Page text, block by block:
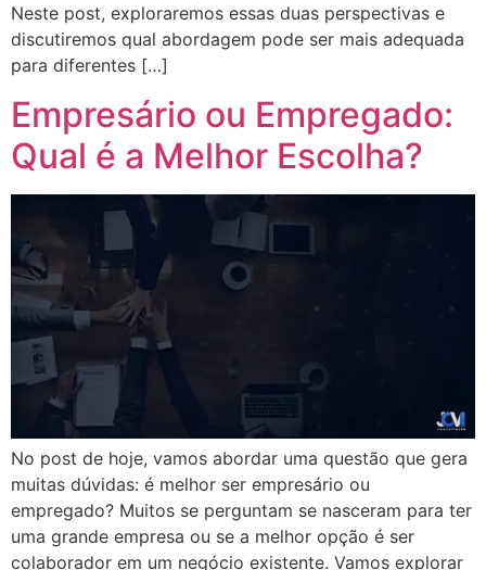
Neste post, exploraremos essas duas perspectivas e
discutiremos qual abordagem pode ser mais adequada
para diferentes […]
Empresário ou Empregado:
Qual é a Melhor Escolha?
No post de hoje, vamos abordar uma questão que gera
muitas dúvidas: é melhor ser empresário ou
empregado? Muitos se perguntam se nasceram para ter
uma grande empresa ou se a melhor opção é ser
colaborador em um negócio existente. Vamos explorar